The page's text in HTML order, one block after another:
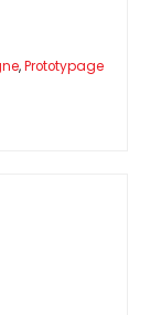
,Prototypage